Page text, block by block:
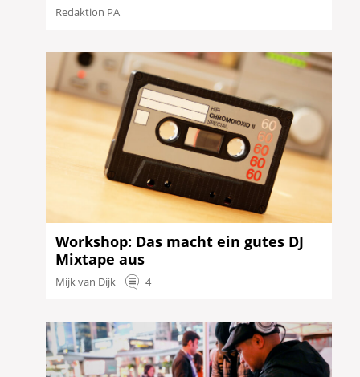
Redaktion PA
Workshop: Das macht ein gutes DJ
Mixtape aus
Mijk van Dijk 4